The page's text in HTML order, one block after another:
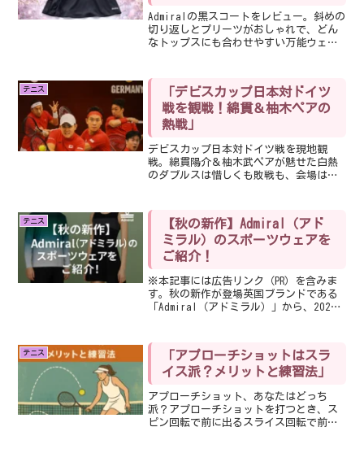
Admiralの黒スコートをレビュー。斜めの
切り返しとプリーツがおしゃれで、どん
なトップスにも合わせやすい万能ウェア
テニス
「デビスカップ日本対ドイツ
戦を観戦！綿貫＆柚木ペアの
熱戦」
デビスカップ日本対ドイツ戦を現地観
戦。綿貫陽介＆柚木武ペアが魅せた白熱
のダブルスは惜しくも敗戦も、会場は大
テニス
【秋の新作】Admiral（アド
ミラル）のスポーツウェアを
ご紹介！
※本記事には広告リンク（PR）を含みま
す。秋の新作が登場英国ブランドである
「Admiral（アドミラル）」から、2025
2025AW ATHLETICS 新...
テニス
「アプローチショットはスラ
イス派？メリットと練習法」
アプローチショット、あなたはどっち
派？アプローチショットを打つとき、ス
ピン回転で前に出るスライス回転で前に